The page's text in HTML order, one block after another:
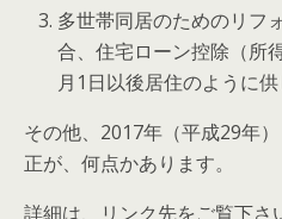
多世帯同居のためのリフ
合、住宅ローン控除（所
月1日以後居住のように供
その他、2017年（平成29年
正が、何点かあります。
詳細は、リンク先をご覧下さ